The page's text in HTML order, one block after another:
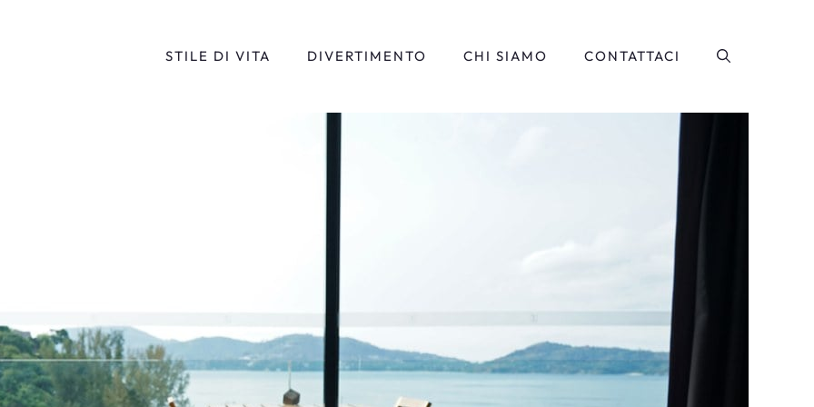
STILE DI VITA DIVERTIMENTO CHI SIAMO CONTATTACI